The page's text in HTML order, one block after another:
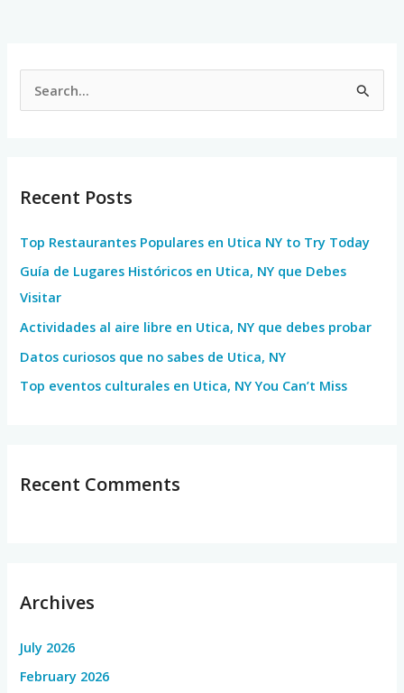
c
f
o
r
:
Recent Posts
Top Restaurantes Populares en Utica NY to Try Today
Guía de Lugares Históricos en Utica, NY que Debes
Visitar
Actividades al aire libre en Utica, NY que debes probar
Datos curiosos que no sabes de Utica, NY
Top eventos culturales en Utica, NY You Can’t Miss
Recent Comments
Archives
July 2026
February 2026